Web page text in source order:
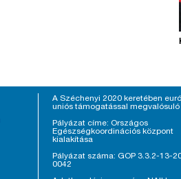
A Széchenyi 2020 keretében
uniós támogatással megvalósuló
Pályázat címe: Országos
Egészségkoordinációs központ
kialakítása
Pályázat száma: GOP 3.3.2-13-
0042